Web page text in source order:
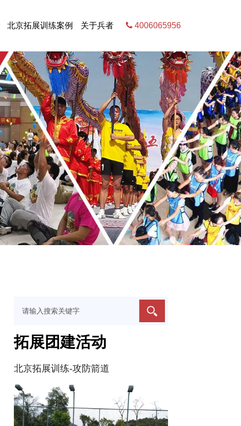
北京拓展训练案例 关于兵者 4006065956
拓展团建活动
北京拓展训练-攻防箭道